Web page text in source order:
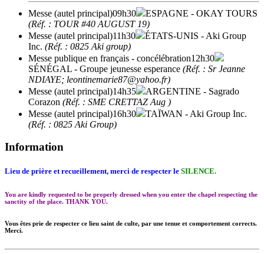
Messe (autel principal)09h30 ESPAGNE - OKAY TOURS
(Réf. : TOUR #40 AUGUST 19)
Messe (autel principal)11h30 ÉTATS-UNIS - Aki Group
Inc. (Réf. : 0825 Aki group)
Messe publique en français - concélébration12h30
SÉNÉGAL - Groupe jeunesse esperance (Réf. : Sr Jeanne
NDIAYE; leontinemarie87@yahoo.fr)
Messe (autel principal)14h35 ARGENTINE - Sagrado
Corazon (Réf. : SME CRETTAZ Aug )
Messe (autel principal)16h30 TAÏWAN - Aki Group Inc.
(Réf. : 0825 Aki Group)
Information
Lieu de prière et recueillement, merci de respecter le SILENCE.
You are kindly requested to be properly dressed when you enter the chapel respecting the
sanctity of the place. THANK YOU.
Vous êtes prie de respecter ce lieu saint de culte, par une tenue et comportement corrects.
Merci.